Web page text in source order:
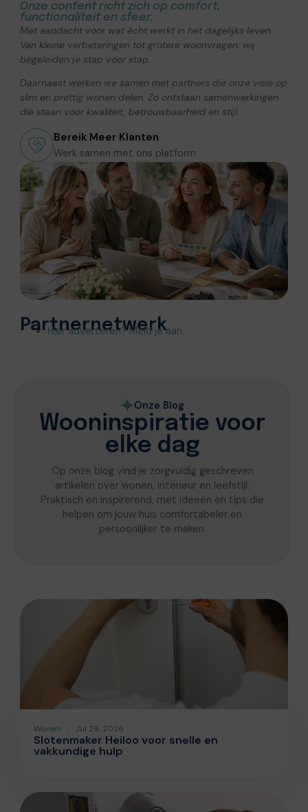
Onze content richt zich op comfort,
functionaliteit en sfeer.
Met aandacht voor wat écht werkt in het dagelijks leven.
Van kleine verbeteringen tot grotere woonvragen: wij
begeleiden je stap voor stap.
Daarnaast werken we samen met partners die onze visie op
slim en prettig wonen delen. Zo ontstaan samenwerkingen
die staan voor kwaliteit, betrouwbaarheid en stijl.
Bereik Meer Klanten
Werk samen met ons platform
Partnernetwerk
Hier adverteren? Meld je aan.
Onze Blog
Wooninspiratie voor
elke dag
Op onze blog vind je zorgvuldig geschreven
artikelen over wonen, interieur en leefstijl.
Praktisch en inspirerend, met ideeën en tips die
helpen om jouw huis comfortabeler en
persoonlijker te maken.
Wonen Jul 29, 2026
Slotenmaker Heiloo voor snelle en
vakkundige hulp